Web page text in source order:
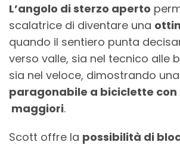
L’angolo di sterzo aperto
scalatrice di diventare una
quando il sentiero punta
verso valle, sia nel tecnico alle
sia nel veloce, dimostrando una
paragonabile a biciclette con
maggiori.
Scott offre la possibilità di